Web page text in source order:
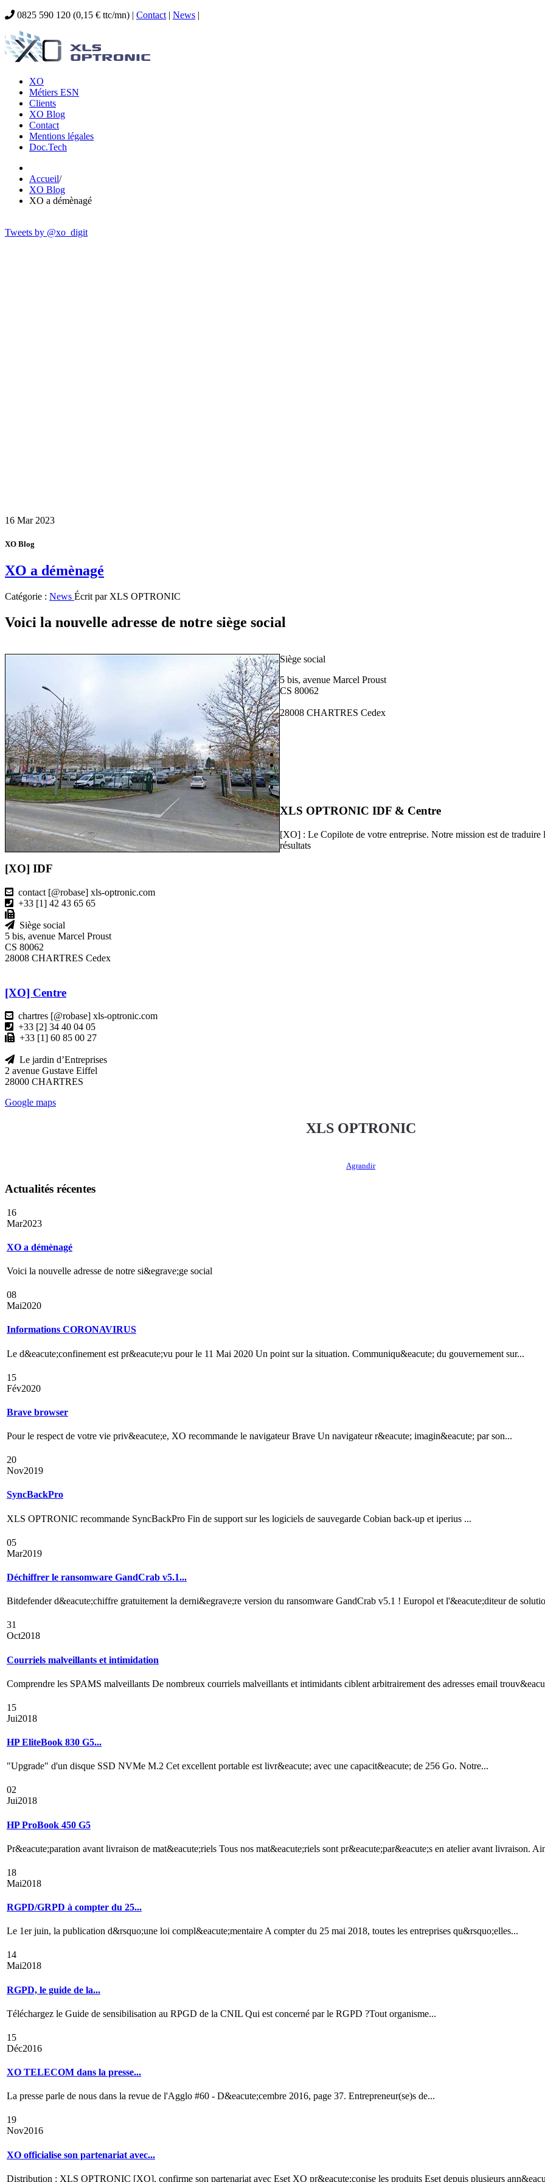
0825 590 120 (0,15 € ttc/mn) | Contact | News |
XO
Métiers ESN
Clients
XO Blog
Contact
Mentions légales
Doc.Tech
Accueil/
XO Blog
XO a démènagé
Tweets by @xo_digit
16 Mar 2023
XO Blog
XO a démènagé
Catégorie : News Écrit par XLS OPTRONIC
Voici la nouvelle adresse de notre siège social
Siège social
5 bis, avenue Marcel Proust
CS 80062
28008 CHARTRES Cedex
XLS OPTRONIC IDF & Centre
[XO] : Le Copilote de votre entreprise. Notre mission est de traduire
résultats
[XO] IDF
contact [@robase] xls-optronic.com
+33 [1] 42 43 65 65
Siège social
5 bis, avenue Marcel Proust
CS 80062
28008 CHARTRES Cedex
[XO] Centre
chartres [@robase] xls-optronic.com
+33 [2] 34 40 04 05
+33 [1] 60 85 00 27
Le jardin d’Entreprises
2 avenue Gustave Eiffel
28000 CHARTRES
Google maps
XLS OPTRONIC
Agrandir
Actualités récentes
16
Mar2023
XO a démènagé
Voici la nouvelle adresse de notre si&egrave;ge social
08
Mai2020
Informations CORONAVIRUS
Le d&eacute;confinement est pr&eacute;vu pour le 11 Mai 2020 Un point sur la situation. Communiqu&eacute; du gouvernement sur...
15
Fév2020
Brave browser
Pour le respect de votre vie priv&eacute;e, XO recommande le navigateur Brave Un navigateur r&eacute; imagin&eacute; par son...
20
Nov2019
SyncBackPro
XLS OPTRONIC recommande SyncBackPro Fin de support sur les logiciels de sauvegarde Cobian back-up et iperius ...
05
Mar2019
Déchiffrer le ransomware GandCrab v5.1...
Bitdefender d&eacute;chiffre gratuitement la derni&egrave;re version du ransomware GandCrab v5.1 ! Europol et l'&eacute;diteur de
31
Oct2018
Courriels malveillants et intimidation
Comprendre les SPAMS malveillants De nombreux courriels malveillants et intimidants ciblent arbitrairement des adresses email
15
Jui2018
HP EliteBook 830 G5...
"Upgrade" d'un disque SSD NVMe M.2 Cet excellent portable est livr&eacute; avec une capacit&eacute; de 256 Go. Notre...
02
Jui2018
HP ProBook 450 G5
Pr&eacute;paration avant livraison de mat&eacute;riels Tous nos mat&eacute;riels sont pr&eacute;par&eacute;s en atelier avant livraison.
18
Mai2018
RGPD/GRPD à compter du 25...
Le 1er juin, la publication d&rsquo;une loi compl&eacute;mentaire A compter du 25 mai 2018, toutes les entreprises qu&rsquo;elles...
14
Mai2018
RGPD, le guide de la...
Téléchargez le Guide de sensibilisation au RPGD de la CNIL Qui est concerné par le RGPD ?Tout organisme...
15
Déc2016
XO TELECOM dans la presse...
La presse parle de nous dans la revue de l'Agglo #60 - D&eacute;cembre 2016, page 37. Entrepreneur(se)s de...
19
Nov2016
XO officialise son partenariat avec...
Distribution : XLS OPTRONIC [XO], confirme son partenariat avec Eset XO pr&eacute;conise les produits Eset depuis plusieurs